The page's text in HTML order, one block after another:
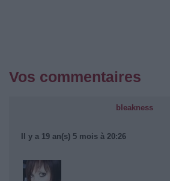
Vos commentaires
bleakness
Il y a 19 an(s) 5 mois à 20:26